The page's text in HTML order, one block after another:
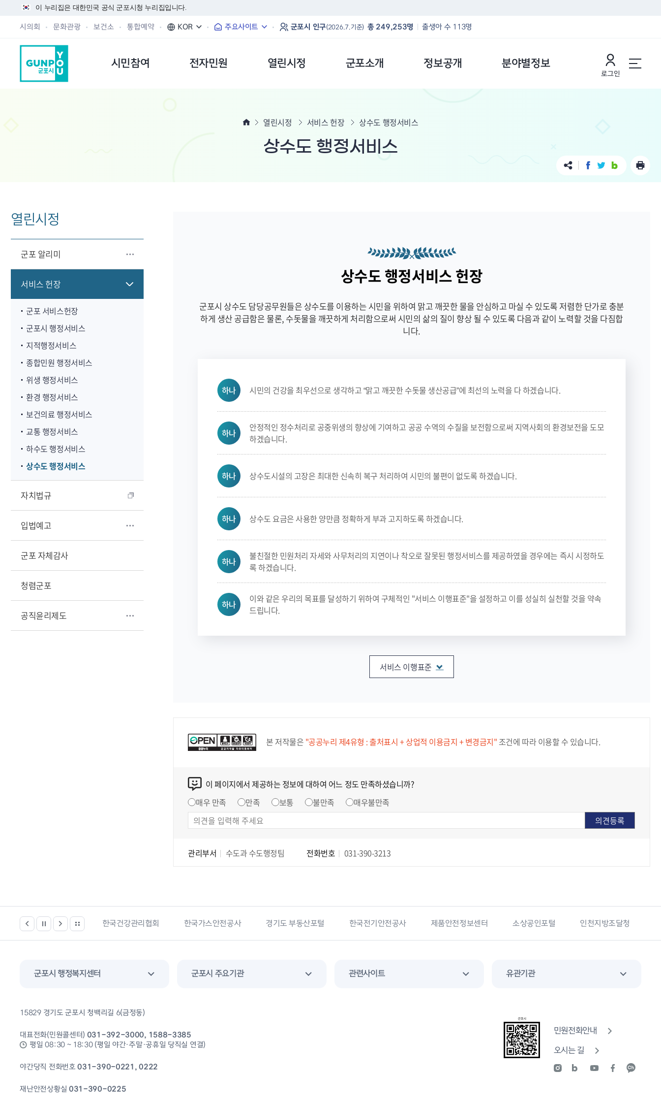
이 누리집은 대한민국 공식 군포시청 누리집입니다.
시의회 문화관광 보건소 통합예약 KOR 주요사이트 군포시 인구(2026.7.기준) 총 249,253명 출생아 수 113명
시민참여 전자민원 열린시정 군포소개 정보공개 분야별정보
로그인
열린시정
군포 알리미
서비스 헌장
군포 서비스헌장
군포시 행정서비스
지적행정서비스
종합민원 행정서비스
위생 행정서비스
환경 행정서비스
보건의료 행정서비스
교통 행정서비스
하수도 행정서비스
상수도 행정서비스
자치법규
입법예고
군포 자체감사
청렴군포
공직윤리제도
열린시정 서비스 헌장 상수도 행정서비스
상수도 행정서비스
상수도 행정서비스 헌장
군포시 상수도 담당공무원들은 상수도를 이용하는 시민을 위하여 맑고 깨끗한 물을 안심하고 마실 수 있도록 저렴한 단가로 충분
하게 생산 공급함은 물론, 수돗물을 깨끗하게 처리함으로써 시민의 삶의 질이 향상 될 수 있도록 다음과 같이 노력할 것을 다짐합
니다.
하나 시민의 건강을 최우선으로 생각하고 “맑고 깨끗한 수돗물 생산공급”에 최선의 노력을 다 하겠습니다.
하나
안정적인 정수처리로 공중위생의 향상에 기여하고 공공 수역의 수질을 보전함으로써 지역사회의 환경보전을 도모
하겠습니다.
하나 상수도시설의 고장은 최대한 신속히 복구 처리하여 시민의 불편이 없도록 하겠습니다.
하나 상수도 요금은 사용한 양만큼 정확하게 부과 고지하도록 하겠습니다.
하나
불친절한 민원처리 자세와 사무처리의 지연이나 착오로 잘못된 행정서비스를 제공하였을 경우에는 즉시 시정하도
록 하겠습니다.
하나
이와 같은 우리의 목표를 달성하기 위하여 구체적인 "서비스 이행표준"을 설정하고 이를 성실히 실천할 것을 약속
드립니다.
서비스 이행표준
본 저작물은 "공공누리 제4유형 : 출처표시 + 상업적 이용금지 + 변경금지" 조건에 따라 이용할 수 있습니다.
이 페이지에서 제공하는 정보에 대하여 어느 정도 만족하셨습니까?
매우 만족
만족 보통 불만족 매우불만족
관리부서 수도과 수도행정팀 전화번호 031-390-3213
한국건강관리협회 한국가스안전공사 경기도 부동산포털 한국전기안전공사 제품안전정보센터 소상공인포털 인천지방조달청 국가기록원
군포시 행정복지센터 군포시 주요기관 관련사이트 유관기관
15829 경기도 군포시 청백리길 6(금정동)
대표전화(민원콜센터) 031-392-3000, 1588-3385
평일 08:30 ~ 18:30 (평일 야간·주말·공휴일 당직실 연결)
야간당직 전화번호031-390-0221, 0222
재난안전상황실 031-390-0225
민원전화안내
오시는 길